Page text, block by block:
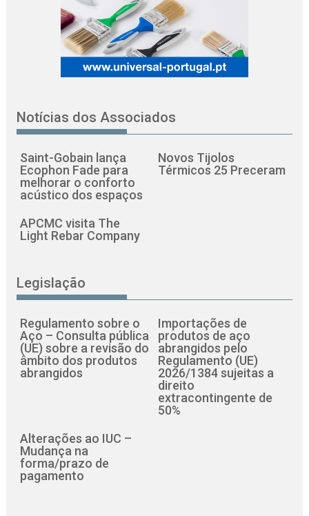
Notícias dos Associados
Saint-Gobain lança
Ecophon Fade para
melhorar o conforto
acústico dos espaços
Novos Tijolos
Térmicos 25 Preceram
APCMC visita The
Light Rebar Company
Legislação
Regulamento sobre o
Aço – Consulta pública
(UE) sobre a revisão do
âmbito dos produtos
abrangidos
Importações de
produtos de aço
abrangidos pelo
Regulamento (UE)
2026/1384 sujeitas a
direito
extracontingente de
50%
Alterações ao IUC –
Mudança na
forma/prazo de
pagamento